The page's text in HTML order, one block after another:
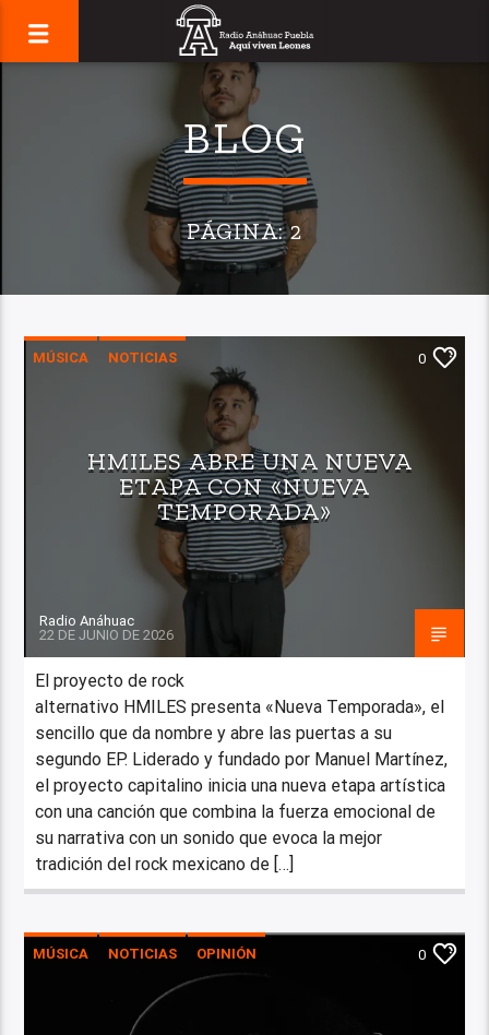
BLOG
PÁGINA: 2
MÚSICA NOTICIAS 0
HMILES ABRE UNA NUEVA
ETAPA CON «NUEVA
TEMPORADA»
Radio Anáhuac
22 DE JUNIO DE 2026
El proyecto de rock
alternativo HMILES presenta «Nueva Temporada», el
sencillo que da nombre y abre las puertas a su
segundo EP. Liderado y fundado por Manuel Martínez,
el proyecto capitalino inicia una nueva etapa artística
con una canción que combina la fuerza emocional de
su narrativa con un sonido que evoca la mejor
tradición del rock mexicano de […]
MÚSICA NOTICIAS OPINIÓN 0